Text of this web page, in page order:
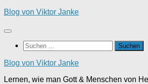
Zum
springen
Blog von Viktor Janke
Suchen
nach:
Blog von Viktor Janke
Lernen, wie man Gott & Menschen von